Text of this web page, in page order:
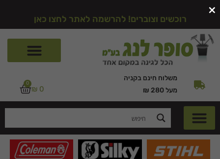
רוכשים וצוברים! להרשמה לאתר לחצו כאן
משלוח חינם בקניה
מעל 280 ₪
₪ 0
0
×